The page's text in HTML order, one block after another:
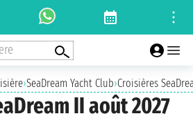
›SeaDream Yacht Club›Croisières
II août 2027